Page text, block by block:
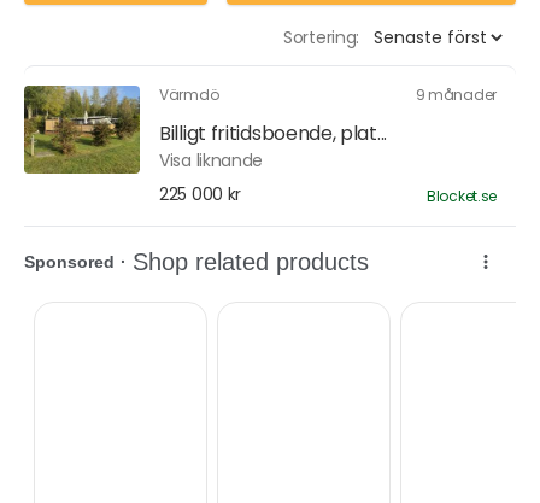
Sortering:
Värmdö 9 månader
Billigt fritidsboende, plat...
Visa liknande
225 000 kr
Blocket.se